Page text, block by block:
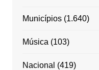
Municípios(1.640)
Música (103)
Nacional (419)